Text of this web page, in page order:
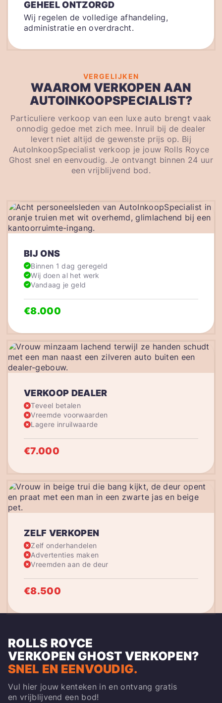
GEHEEL ONTZORGD
Wij regelen de volledige afhandeling,
administratie en overdracht.
VERGELIJKEN
WAAROM VERKOPEN AAN
AUTOINKOOPSPECIALIST?
Particuliere verkoop van een luxe auto brengt vaak
onnodig gedoe met zich mee. Inruil bij de dealer
levert niet altijd de gewenste prijs op. Bij
AutoInkoopSpecialist verkoop je jouw Rolls Royce
Ghost snel en eenvoudig. Je ontvangt binnen 24 uur
een vrijblijvend bod.
VERKOOP DEALER
Teveel betalen
Vreemde voorwaarden
Lagere inruilwaarde
€7.000
BIJ ONS
Binnen 1 dag geregeld
Wij doen al het werk
Vandaag je geld
€8.000
ZELF VERKOPEN
Zelf onderhandelen
Advertenties maken
Vreemden aan de deur
€8.500
ROLLS ROYCE
VERKOPEN GHOST VERKOPEN?
SNEL EN EENVOUDIG.
Vul hier jouw kenteken in en ontvang gratis
en vrijblijvend een bod!